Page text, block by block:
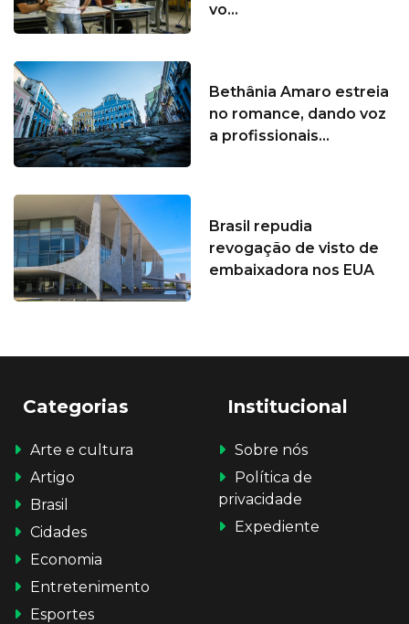
vo...
Bethânia Amaro estreia
no romance, dando voz
a profissionais...
Brasil repudia
revogação de visto de
embaixadora nos EUA
Categorias
Arte e cultura
Artigo
Brasil
Cidades
Economia
Entretenimento
Esportes
Institucional
Sobre nós
Política de
privacidade
Expediente